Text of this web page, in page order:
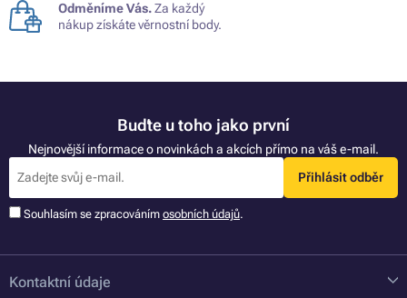
Odměníme Vás.Za každý
nákup získáte věrnostní body.
Buďte u toho jako první
Nejnovější informace o novinkách a akcích přímo na váš e-mail.
Přihlásit odběr
Souhlasím se zpracováním osobních údajů.
Kontaktní údaje